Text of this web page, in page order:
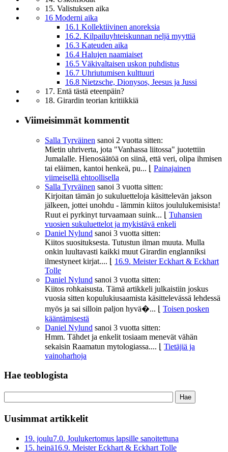
15. Valistuksen aika
16 Moderni aika
16.1 Kollektiivinen anoreksia
16.2. Kilpailuyhteiskunnan neljä myyttiä
16.3 Kateuden aika
16.4 Halujen naamiaiset
16.5 Väkivaltaisen uskon puhdistus
16.7 Uhriutumisen kulttuuri
16.8 Nietzsche, Dionysos, Jeesus ja Jussi
17. Entä tästä eteenpäin?
18. Girardin teorian kritiikkiä
Viimeisimmät kommentit
Salla Tyrväinen sanoi 2 vuotta sitten:
Mietin uhriverta, jota "Vanhassa liitossa" juotettiin
Jumalalle. Hienosäätöä on siinä, että veri, olipa ihmisen
tai eläimen, kantoi henkeä, pu...
Painajainen
viimeisellä ehtoollisella
Salla Tyrväinen sanoi 3 vuotta sitten:
Kirjoitan tämän jo sukuluetteloja käsittelevän jakson
jälkeen, jottei unohdu - lämmin kiitos joululukemisista!
Ruut ei pyrkinyt turvaamaan suink...
Tuhansien
vuosien sukuluettelot ja mykistävä enkeli
Daniel Nylund sanoi 3 vuotta sitten:
Kiitos suosituksesta. Tutustun ilman muuta. Mulla
onkin luultavasti kaikki muut Girardin englanniksi
ilmestyneet kirjat....
16.9. Meister Eckhart & Eckhart
Tolle
Daniel Nylund sanoi 3 vuotta sitten:
Kiitos rohkaisusta. Tämä artikkeli julkaistiin joskus
vuosia sitten kopulukiusaamista käsittelevässä lehdessä
myös ja sai silloin paljon hyvä�...
Toisen posken
kääntämisestä
Daniel Nylund sanoi 3 vuotta sitten:
Hmm. Tähdet ja enkelit tosiaam menevät vähän
sekaisin Raamatun mytologiassa....
Tietäjiä ja
vainoharhoja
Hae teoblogista
Uusimmat artikkelit
19. joulu7.0. Joulukertomus lapsille sanoitettuna
15. heinä16.9. Meister Eckhart & Eckhart Tolle